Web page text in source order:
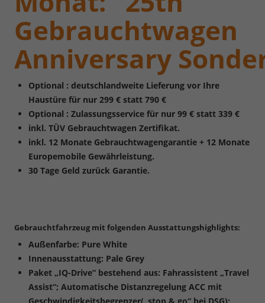
Gebrauchtwagen
Anniversary
Optional : deutschlandweite Lieferung vor Ihre
Haustüre für nur 299 € statt 790 €
Optional : Zulassungsservice für nur 99 € statt 339 €
inkl. TÜV Gebrauchtwagen Zertifikat.
inkl. 12 Monate Gebrauchtwagengarantie + 12 Monate
Europemobile Gewährleistung.
30 Tage Geld zurück Garantie.
Gebrauchtfahrzeug mit folgenden Ausstattungshighlights:
Außenfarbe: Pure White
Innenausstattung: Pale Grey
Paket „IQ-Drive“ bestehend aus: Fahrassistent „Travel
Assist“; Automatische Distanzregelung ACC mit